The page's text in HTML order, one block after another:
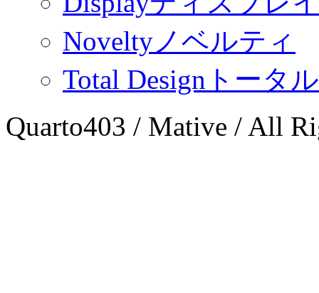
Novelty ノベルティ
Total Design トータ
Quarto403 / Mative / All